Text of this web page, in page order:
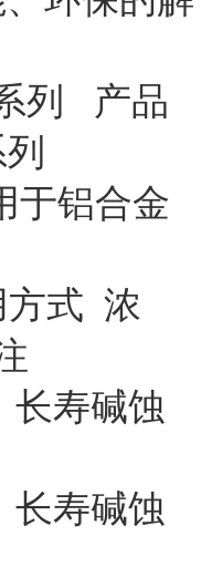
列 产品
于铝合金
式 浓
寿碱蚀
寿碱蚀